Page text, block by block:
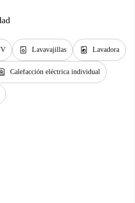
dishwasher_gen Lavavajillas local_laundry_service Lavadora
Calefacción eléctrica individual